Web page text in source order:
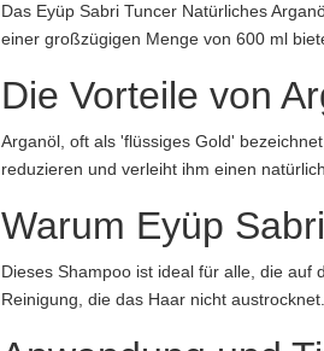
Hinweis zur Haftung: Für die vorstehenden Angaben
HINWEIS
verbindlich. Das Produktdesign kann von
ABTROPFGEWICHT
600ml
NETTOFÜLLMENGE
HERSTELLER
Das Eyüp Sabri Tuncer Natürliches
einer großzügigen Menge von 600 ml
Die Vorteile von
Arganöl, oft als 'flüssiges Gold'
reduzieren und verleiht ihm einen
Warum Eyüp
Dieses Shampoo ist ideal für alle, die auf
Reinigung, die das Haar nicht